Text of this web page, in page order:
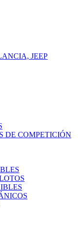
JEEP
DE COMPETICIÓN